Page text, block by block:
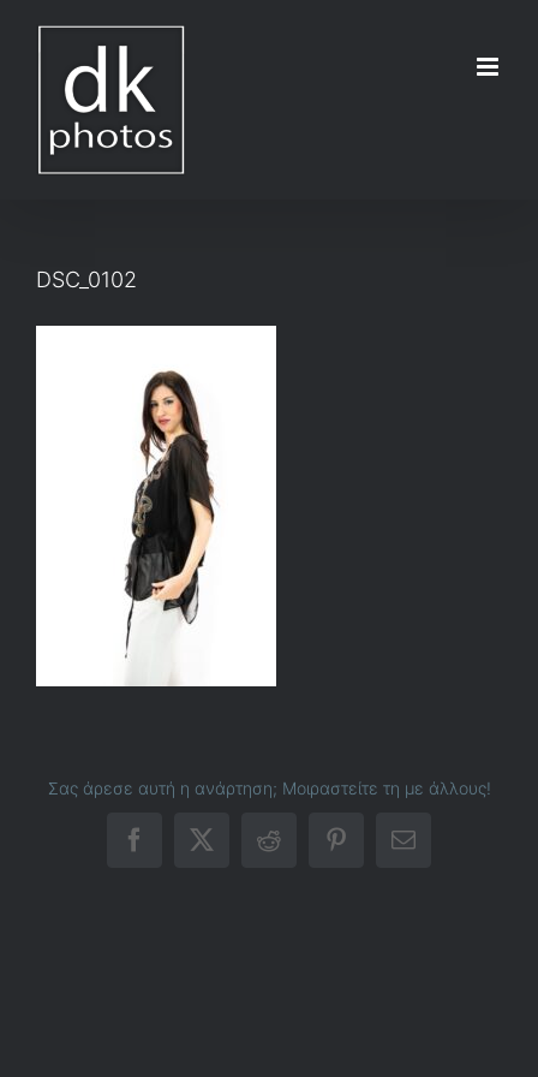
DSC_0102
Σας άρεσε αυτή η ανάρτηση; Μοιραστείτε τη με άλλους!
Facebook
X RedditPinterestEmail